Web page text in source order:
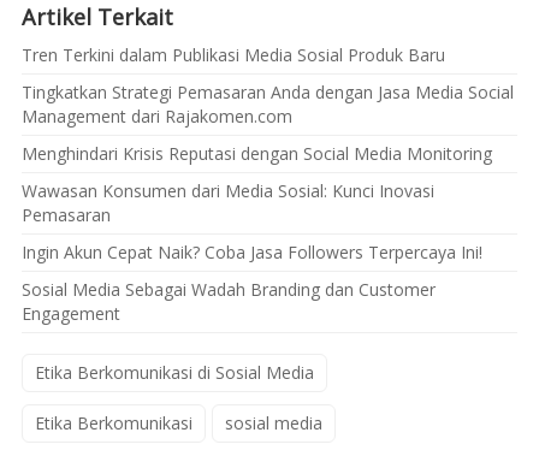
Artikel Terkait
Tren Terkini dalam Publikasi Media Sosial Produk Baru
Tingkatkan Strategi Pemasaran Anda dengan Jasa Media Social
Management dari Rajakomen.com
Menghindari Krisis Reputasi dengan Social Media Monitoring
Wawasan Konsumen dari Media Sosial: Kunci Inovasi
Pemasaran
Ingin Akun Cepat Naik? Coba Jasa Followers Terpercaya Ini!
Sosial Media Sebagai Wadah Branding dan Customer
Engagement
Etika Berkomunikasi di Sosial Media
Etika Berkomunikasi sosial media